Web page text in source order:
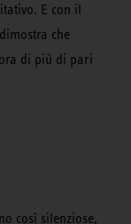
E con il
che
di più di pari
così silenziose,